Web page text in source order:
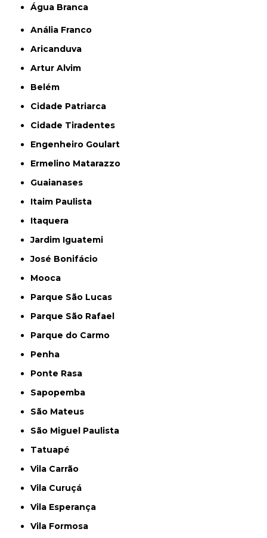
Água Branca
Anália Franco
Aricanduva
Artur Alvim
Belém
Cidade Patriarca
Cidade Tiradentes
Engenheiro Goulart
Ermelino Matarazzo
Guaianases
Itaim Paulista
Itaquera
Jardim Iguatemi
José Bonifácio
Mooca
Parque São Lucas
Parque São Rafael
Parque do Carmo
Penha
Ponte Rasa
Sapopemba
São Mateus
São Miguel Paulista
Tatuapé
Vila Carrão
Vila Curuçá
Vila Esperança
Vila Formosa